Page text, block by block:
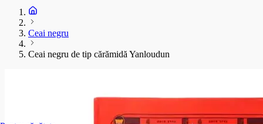
Ceai negru
Ceai negru de tip cărămidă Yanloudun